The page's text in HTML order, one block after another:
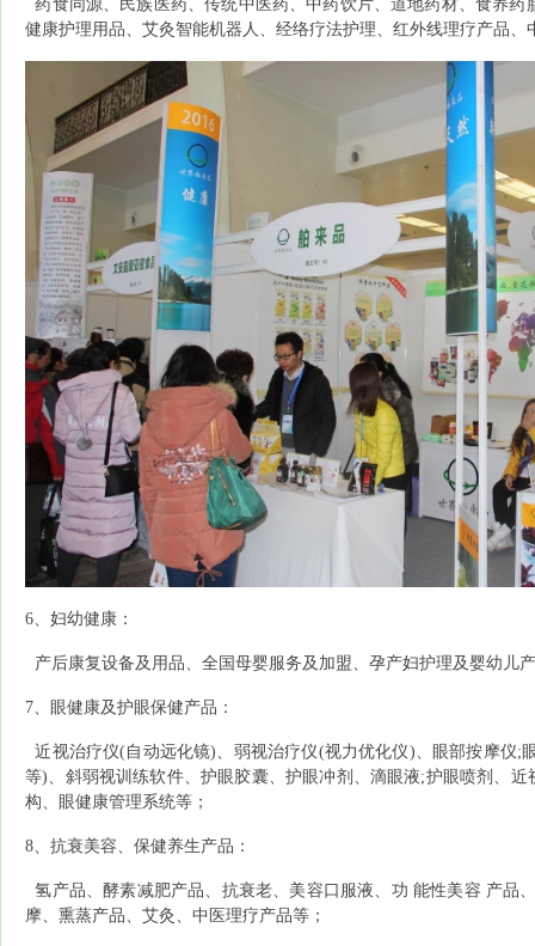
药食同源、民族医药、传统中医药、中药饮片、道地药材、食养
健康护理用品、艾灸智能机器人、经络疗法护理、红外线理疗产品
6、妇幼健康：
产后康复设备及用品、全国母婴服务及加盟、孕产妇护理及婴幼儿
7、眼健康及护眼保健产品：
近视治疗仪(自动远化镜)、弱视治疗仪(视力优化仪)、眼部按摩仪;
等)、斜弱视训练软件、护眼胶囊、护眼冲剂、滴眼液;护眼喷剂、
构、眼健康管理系统等；
8、抗衰美容、保健养生产品：
氢产品、酵素减肥产品、抗衰老、美容口服液、功 能性美容 产品
摩、熏蒸产品、艾灸、中医理疗产品等；